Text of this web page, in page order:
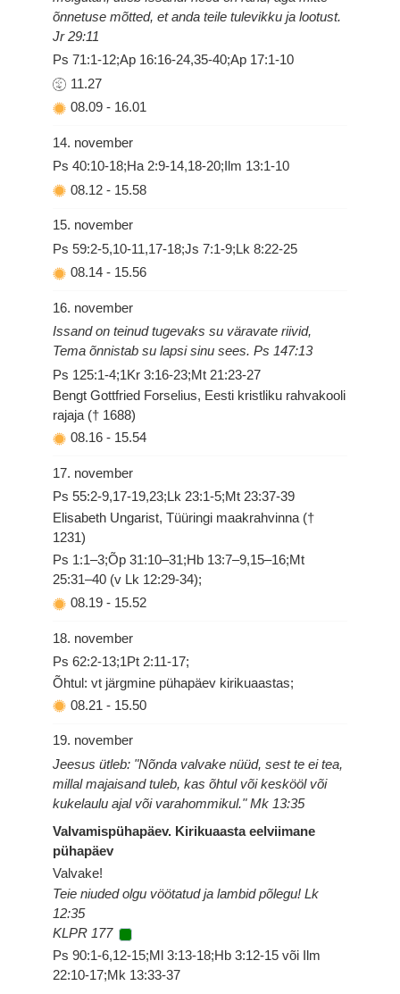
õnnetuse mõtted, et anda teile tulevikku ja lootust.
Jr 29:11
Ps 71:1-12;Ap 16:16-24,35-40;Ap 17:1-10
11.27
08.09 - 16.01
14. november
Ps 40:10-18;Ha 2:9-14,18-20;Ilm 13:1-10
08.12 - 15.58
15. november
Ps 59:2-5,10-11,17-18;Js 7:1-9;Lk 8:22-25
08.14 - 15.56
16. november
Issand on teinud tugevaks su väravate riivid,
Tema õnnistab su lapsi sinu sees. Ps 147:13
Ps 125:1-4;1Kr 3:16-23;Mt 21:23-27
Bengt Gottfried Forselius, Eesti kristliku rahvakooli
rajaja († 1688)
08.16 - 15.54
17. november
Ps 55:2-9,17-19,23;Lk 23:1-5;Mt 23:37-39
Elisabeth Ungarist, Tüüringi maakrahvinna (†
1231)
Ps 1:1–3;Õp 31:10–31;Hb 13:7–9,15–16;Mt
25:31–40 (v Lk 12:29-34);
08.19 - 15.52
18. november
Ps 62:2-13;1Pt 2:11-17;
Õhtul: vt järgmine pühapäev kirikuaastas;
08.21 - 15.50
19. november
Jeesus ütleb: "Nõnda valvake nüüd, sest te ei tea,
millal majaisand tuleb, kas õhtul või keskööl või
kukelaulu ajal või varahommikul." Mk 13:35
Valvamispühapäev. Kirikuaasta eelviimane
pühapäev
Valvake!
Teie niuded olgu vöötatud ja lambid põlegu! Lk
12:35
KLPR 177
Ps 90:1-6,12-15;Ml 3:13-18;Hb 3:12-15 või Ilm
22:10-17;Mk 13:33-37